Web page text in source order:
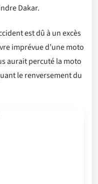
Dakar.
est dû à un excès
imprévue d’une moto
aurait percuté la moto
le renversement du